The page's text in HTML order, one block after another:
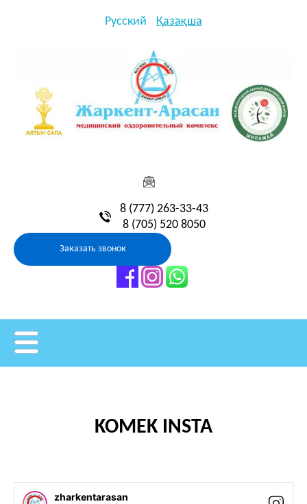
Русский Қазақша
8 (777) 263-33-43
8 (705) 520 8050
Заказать звонок
KOMEK INSTA
zharkentarasan